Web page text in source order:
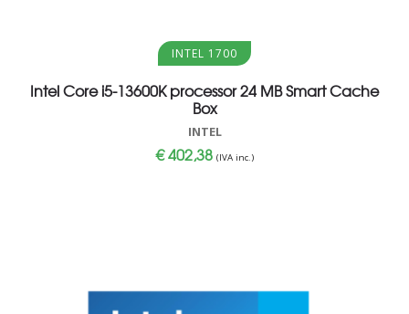
Aggiungi al carrello
INTEL 1700
Intel Core i5-13600K processor 24 MB Smart Cache
Box
INTEL
€402,38 (IVA inc.)